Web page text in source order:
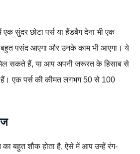
सुंदर छोटा पर्स या हैंडबैग देना भी एक
बहुत पसंद आएगा और उनके काम भी आएगा। ये
सकते हैं, या आप अपनी जरूरत के हिसाब से
हैं। एक पर्स की कीमत लगभग 50 से 100
बहुत शौक होता है, ऐसे में आप उन्हें रंग-